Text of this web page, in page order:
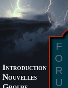
INTRODUCTION
NOUVELLES
F
O
R
U